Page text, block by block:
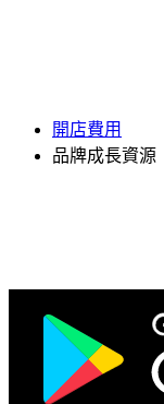
開店費用
品牌成長資源